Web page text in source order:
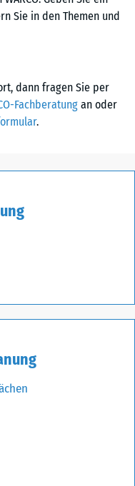
Sie in den Themen und
dann fragen Sie per
Fachberatung an oder
.